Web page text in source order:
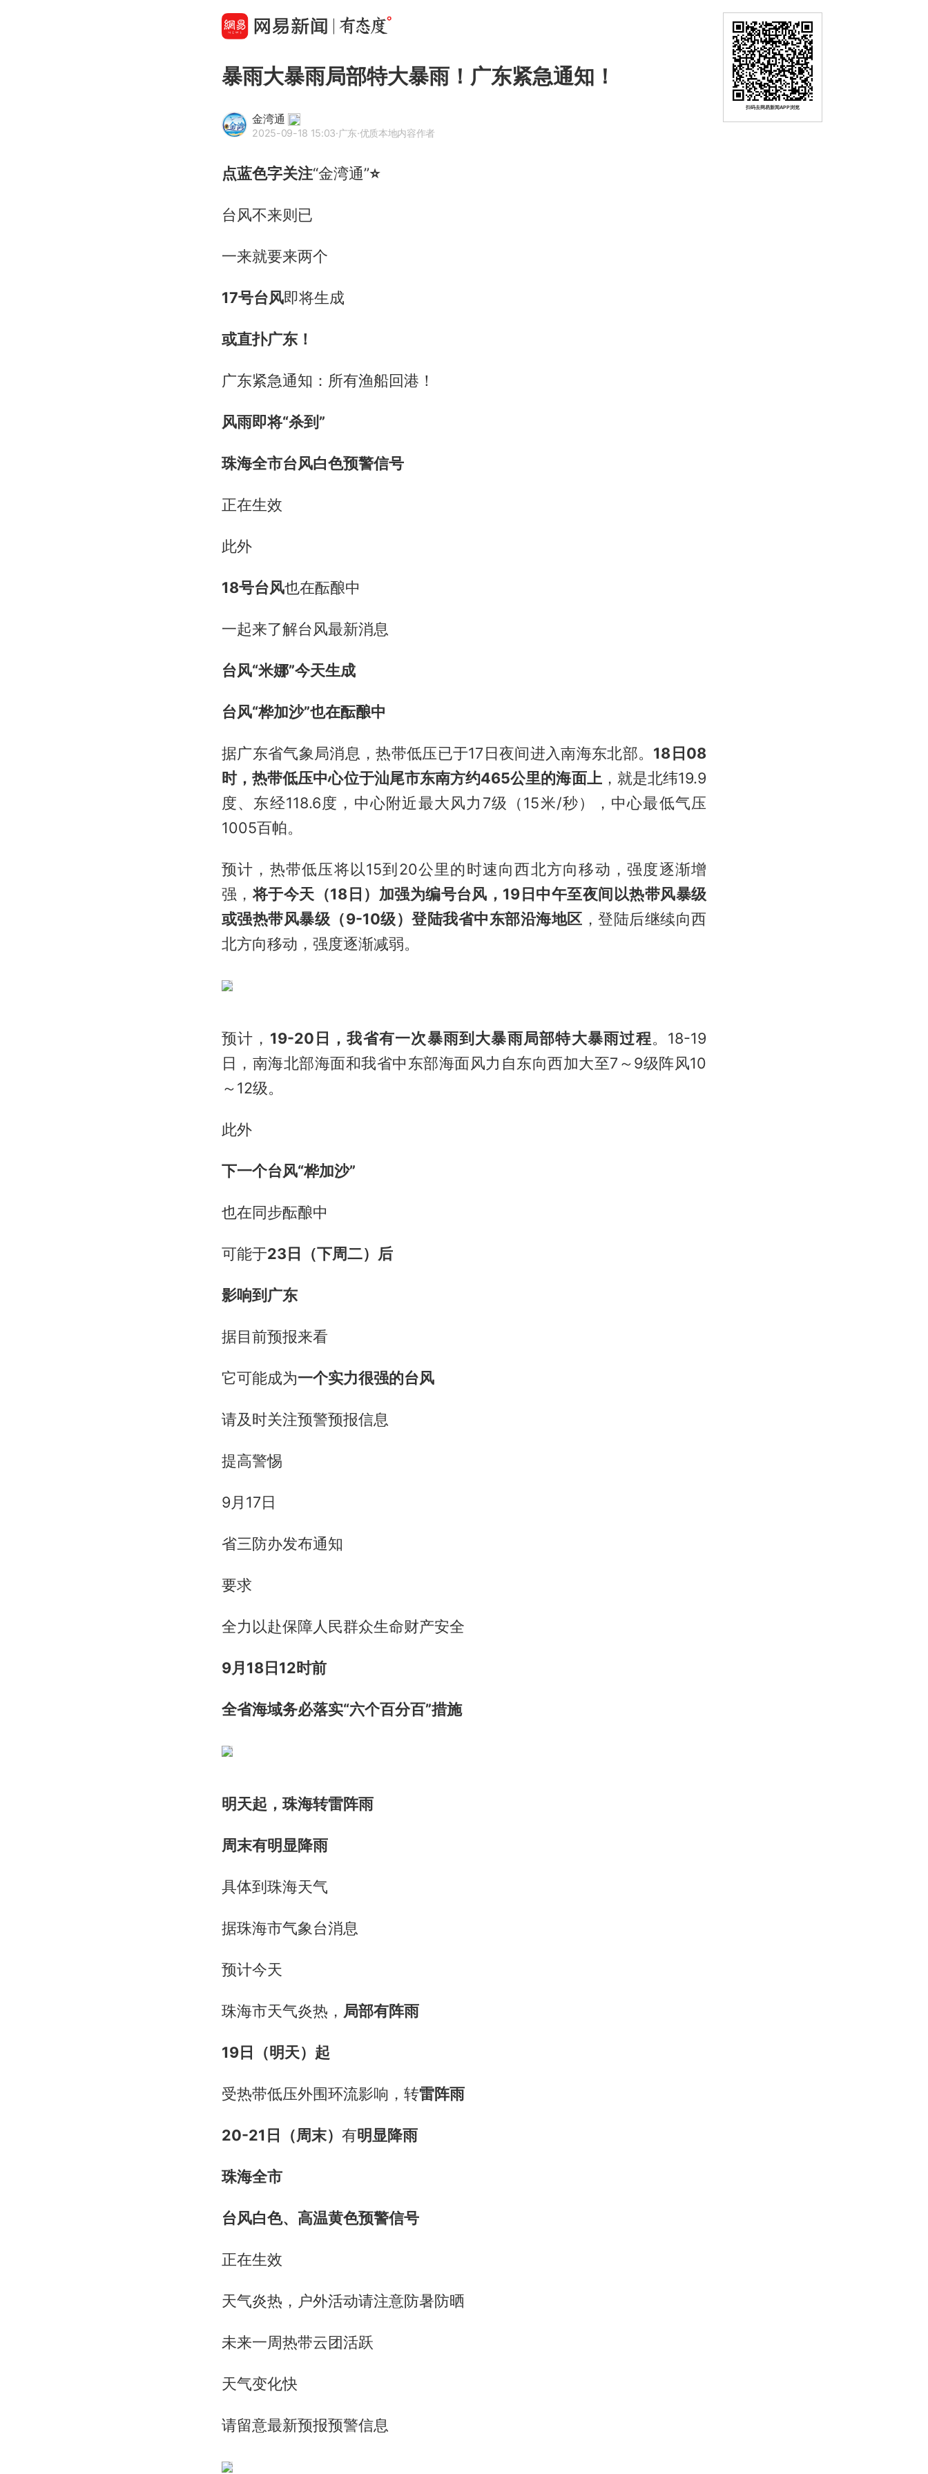
暴雨大暴雨局部特大暴雨！广东紧急通知！
金湾通
2025-09-18 15:03·广东·优质本地内容作者
点蓝色字关注“金湾通”⭐
台风不来则已
一来就要来两个
17号台风即将生成
或直扑广东！
广东紧急通知：所有渔船回港！
风雨即将“杀到”
珠海全市台风白色预警信号
正在生效
此外
18号台风也在酝酿中
一起来了解台风最新消息
台风“米娜”今天生成
台风“桦加沙”也在酝酿中
据广东省气象局消息，热带低压已于17日夜间进入南海东北部。 18日08
时，热带低压中心位于汕尾市东南方约465公里的海面上，就是北纬19.9
度、东经118.6度，中心附近最大风力7级（15米/秒），中心最低气压
1005百帕。
预计，热带低压将以15到20公里的时速向西北方向移动，强度逐渐增
强，将于今天（18日）加强为编号台风，19日中午至夜间以热带风暴级
或强热带风暴级（9-10级）登陆我省中东部沿海地区 ，登陆后继续向西
北方向移动，强度逐渐减弱。
预计， 19-20日，我省有一次暴雨到大暴雨局部特大暴雨过程。18-19
日，南海北部海面和我省中东部海面风力自东向西加大至7～9级阵风10
～12级。
此外
下一个台风“桦加沙”
也在同步酝酿中
可能于23日（下周二）后
影响到广东
据目前预报来看
它可能成为一个实力很强的台风
请及时关注预警预报信息
提高警惕
9月17日
省三防办发布通知
要求
全力以赴保障人民群众生命财产安全
9月18日12时前
全省海域务必落实“六个百分百”措施
明天起，珠海转雷阵雨
周末有明显降雨
具体到珠海天气
据珠海市气象台消息
预计今天
珠海市天气炎热， 局部有阵雨
19日（明天）起
受热带低压外围环流影响，转雷阵雨
20-21日（周末） 有明显降雨
珠海全市
台风白色、高温黄色预警信号
正在生效
天气炎热，户外活动请注意防暑防晒
未来一周热带云团活跃
天气变化快
请留意最新预报预警信息
扫码去网易新闻APP浏览